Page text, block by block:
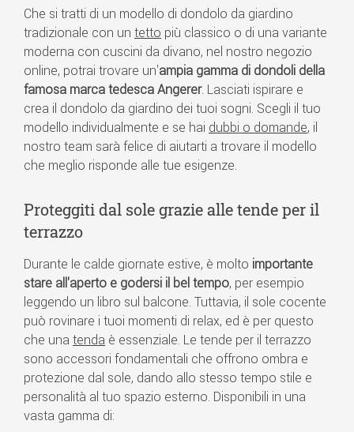
Che si tratti di un modello di dondolo da giardino
tradizionale con un tetto più classico o di una variante
moderna con cuscini da divano, nel nostro negozio
online, potrai trovare un'ampia gamma di dondoli della
famosa marca tedesca Angerer. Lasciati ispirare e
crea il dondolo da giardino dei tuoi sogni. Scegli il tuo
modello individualmente e se hai dubbi o domande, il
nostro team sarà felice di aiutarti a trovare il modello
che meglio risponde alle tue esigenze.
Proteggiti dal sole grazie alle tende per il
terrazzo
Durante le calde giornate estive, è molto importante
stare all'aperto e godersi il bel tempo, per esempio
leggendo un libro sul balcone. Tuttavia, il sole cocente
può rovinare i tuoi momenti di relax, ed è per questo
che una tenda è essenziale. Le tende per il terrazzo
sono accessori fondamentali che offrono ombra e
protezione dal sole, dando allo stesso tempo stile e
personalità al tuo spazio esterno. Disponibili in una
vasta gamma di: